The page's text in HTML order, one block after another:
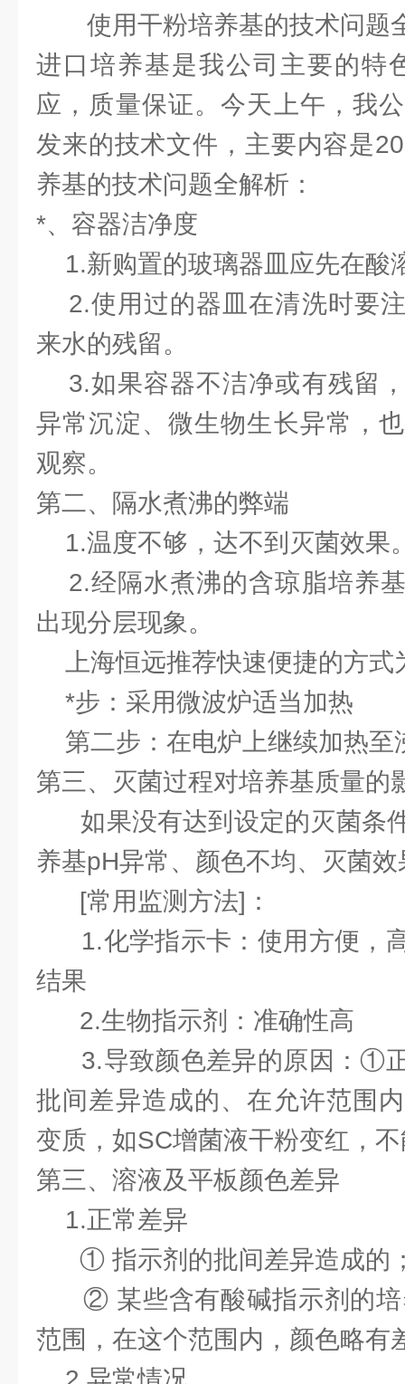
使用干粉培养基的技术问题
进口培养基是我公司主要的特
应，质量保证。今天上午，我
发来的技术文件，主要内容是
养基的技术问题全解析：
*、容器洁净度
1.新购置的玻璃器皿应先在酸
2.使用过的器皿在清洗时要
来水的残留。
3.如果容器不洁净或有残留
异常沉淀、微生物生长异常，
观察。
第二、隔水煮沸的弊端
1.温度不够，达不到灭菌效果
2.经隔水煮沸的含琼脂培养
出现分层现象。
上海恒远推荐快速便捷的方式
*步：采用微波炉适当加热
第二步：在电炉上继续加热至
第三、灭菌过程对培养基质量的
如果没有达到设定的灭菌条
养基pH异常、颜色不均、灭菌效
[常用监测方法]：
1.化学指示卡：使用方便，
结果
2.生物指示剂：准确性高
3.导致颜色差异的原因：①正
批间差异造成的、在允许范围
变质，如SC增菌液干粉变红，
第三、溶液及平板颜色差异
1.正常差异
① 指示剂的批间差异造成的
② 某些含有酸碱指示剂的培
范围，在这个范围内，颜色略有